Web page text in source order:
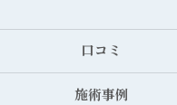
口コミ
施術事例